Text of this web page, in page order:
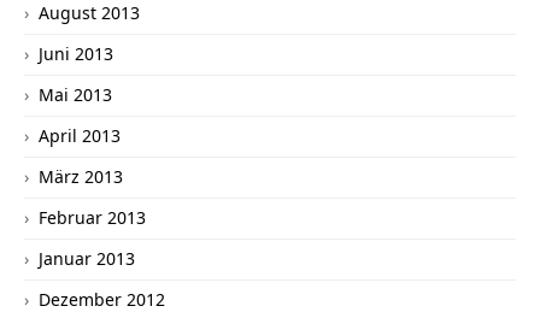
August 2013
Juni 2013
Mai 2013
April 2013
März 2013
Februar 2013
Januar 2013
Dezember 2012